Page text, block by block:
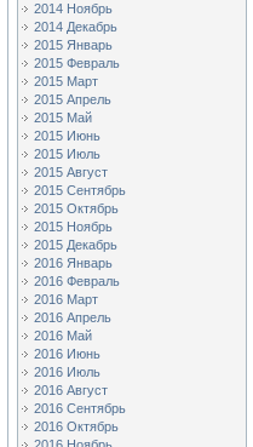
2014 Ноябрь
2014 Декабрь
2015 Январь
2015 Февраль
2015 Март
2015 Апрель
2015 Май
2015 Июнь
2015 Июль
2015 Август
2015 Сентябрь
2015 Октябрь
2015 Ноябрь
2015 Декабрь
2016 Январь
2016 Февраль
2016 Март
2016 Апрель
2016 Май
2016 Июнь
2016 Июль
2016 Август
2016 Сентябрь
2016 Октябрь